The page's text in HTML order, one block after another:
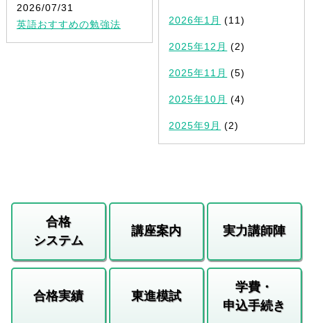
2026/07/31
英語おすすめの勉強法
2026年1月 (11)
2025年12月 (2)
2025年11月 (5)
2025年10月 (4)
2025年9月 (2)
合格
システム
講座案内 実力講師陣
合格実績 東進模試
学費・
申込手続き